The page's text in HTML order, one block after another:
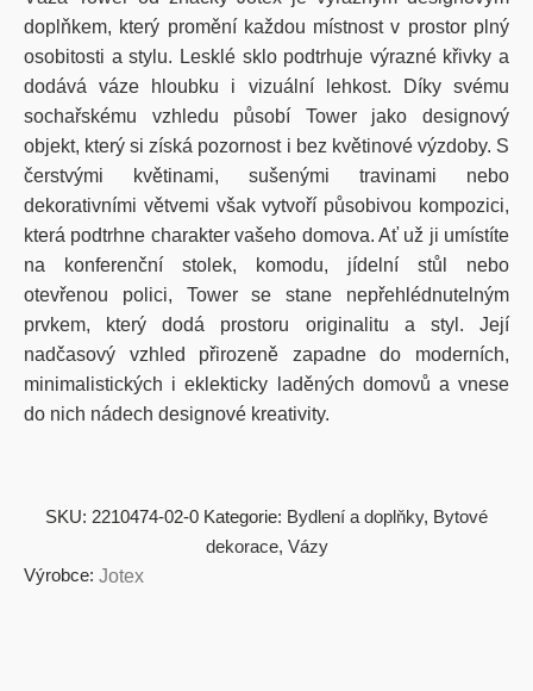
doplňkem, který promění každou místnost v prostor plný
osobitosti a stylu. Lesklé sklo podtrhuje výrazné křivky a
dodává váze hloubku i vizuální lehkost. Díky svému
sochařskému vzhledu působí Tower jako designový
objekt, který si získá pozornost i bez květinové výzdoby. S
čerstvými květinami, sušenými travinami nebo
dekorativními větvemi však vytvoří působivou kompozici,
která podtrhne charakter vašeho domova. Ať už ji umístíte
na konferenční stolek, komodu, jídelní stůl nebo
otevřenou polici, Tower se stane nepřehlédnutelným
prvkem, který dodá prostoru originalitu a styl. Její
nadčasový vzhled přirozeně zapadne do moderních,
minimalistických i eklekticky laděných domovů a vnese
do nich nádech designové kreativity.
SKU: 2210474-02-0 Kategorie: Bydlení a doplňky, Bytové
dekorace, Vázy
Výrobce: Jotex